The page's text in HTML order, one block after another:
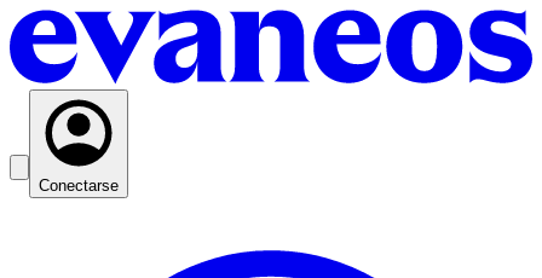
Conectarse